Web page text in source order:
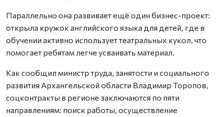
Параллельно она развивает ещё один бизнес-проект:
открыла кружок английского языка для детей, где в
обучении активно использует театральных кукол, что
помогает ребятам легче усваивать материал.
Как сообщил министр труда, занятости и социального
развития Архангельской области Владимир Торопов,
соцконтракты в регионе заключаются по пяти
направлениям: поиск работы, осуществление